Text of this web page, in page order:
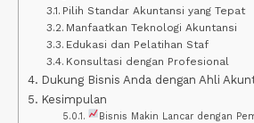
Pilih Standar Akuntansi yang Tepat
Manfaatkan Teknologi Akuntansi
Edukasi dan Pelatihan Staf
Konsultasi dengan Profesional
Dukung Bisnis Anda dengan Ahli
Kesimpulan
Bisnis Makin Lancar dengan